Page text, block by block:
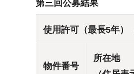
第三回公募結果
使用許可（最長5年）
物件番号
所在地